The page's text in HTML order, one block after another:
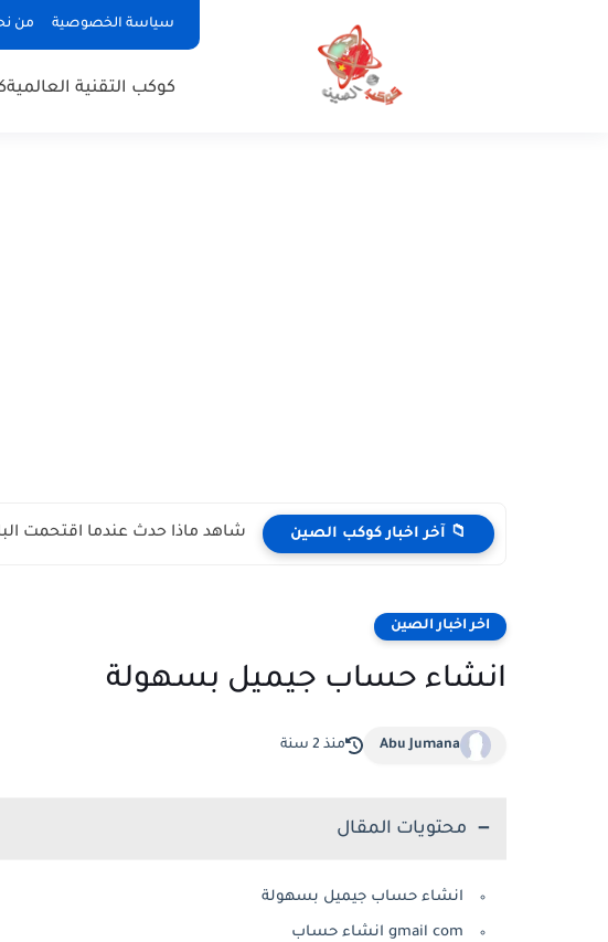
سياسة الخصوصية من
كوكب التقنية العالمية
📁 آخر اخبار كوكب الصين شاهد ماذا حدث عندما اقتحمت
اخر اخبار الصين
انشاء حساب جيميل بسهولة
Abu Jumana منذ 2 سنة
محتويات المقال
انشاء حساب جيميل بسهولة
gmail com انشاء حساب